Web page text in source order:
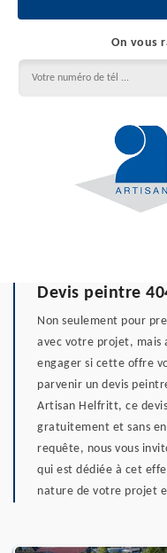
On vous
Devis peintre
Non seulement pour
avec votre projet, mais
engager si cette offre
parvenir un devis
Artisan Helfritt, ce
gratuitement et sans
requête, nous vous
qui est dédiée à cet
nature de votre projet